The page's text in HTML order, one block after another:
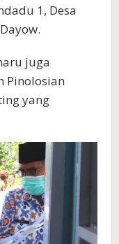
1, Desa
juga
Pinolosian
yang